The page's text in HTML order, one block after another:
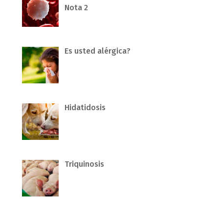
Nota 2
Es usted alérgica?
Hidatidosis
Triquinosis